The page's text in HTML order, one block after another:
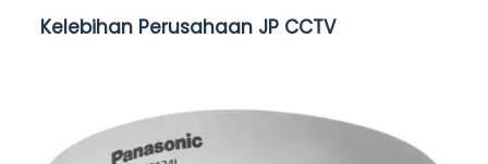
Kelebihan Perusahaan JP CCTV